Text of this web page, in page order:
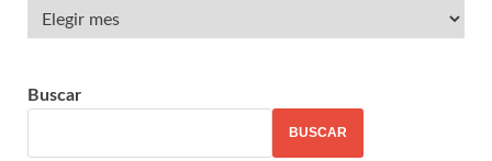
Buscar
BUSCAR